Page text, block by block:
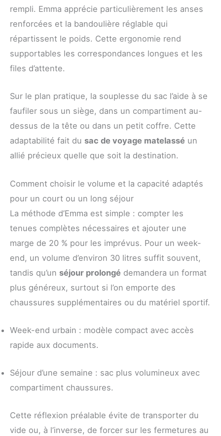
rempli. Emma apprécie particulièrement les anses
renforcées et la bandoulière réglable qui
répartissent le poids. Cette ergonomie rend
supportables les correspondances longues et les
files d’attente.
Sur le plan pratique, la souplesse du sac l’aide à se
faufiler sous un siège, dans un compartiment au-
dessus de la tête ou dans un petit coffre. Cette
adaptabilité fait du sac de voyage matelassé un
allié précieux quelle que soit la destination.
Comment choisir le volume et la capacité adaptés
pour un court ou un long séjour
La méthode d’Emma est simple : compter les
tenues complètes nécessaires et ajouter une
marge de 20 % pour les imprévus. Pour un week-
end, un volume d’environ 30 litres suffit souvent,
tandis qu’un séjour prolongé demandera un format
plus généreux, surtout si l’on emporte des
chaussures supplémentaires ou du matériel sportif.
Week-end urbain : modèle compact avec accès
rapide aux documents.
Séjour d’une semaine : sac plus volumineux avec
compartiment chaussures.
Cette réflexion préalable évite de transporter du
vide ou, à l’inverse, de forcer sur les fermetures au